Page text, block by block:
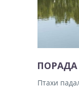
ПОРАДА
Птахи